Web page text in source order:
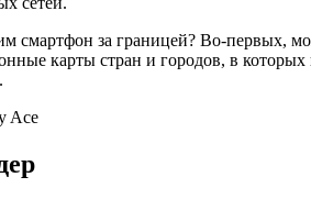
смартфон за границей? Во-первых,
карты стран и городов, в